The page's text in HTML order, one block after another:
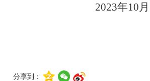
2023年10 月
分享到：